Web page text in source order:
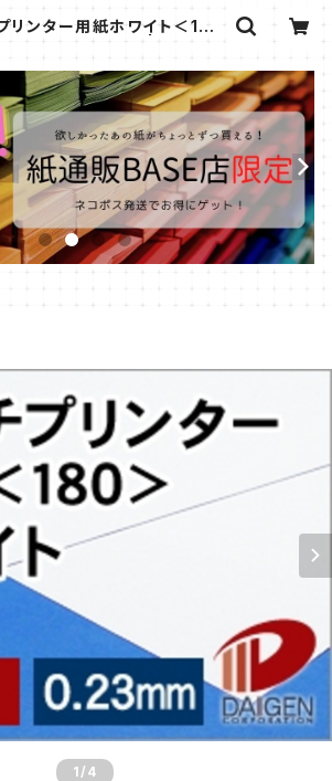
リンター用紙ホワイト＜180
1 /4